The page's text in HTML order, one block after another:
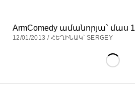
ArmComedy ամանորյա` մաս 1
12/01/2013 / ՀԵՂԻՆԱԿ՝ SERGEY